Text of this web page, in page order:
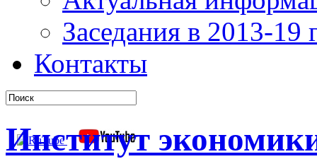
Заседания в 2013-19
Контакты
Институт